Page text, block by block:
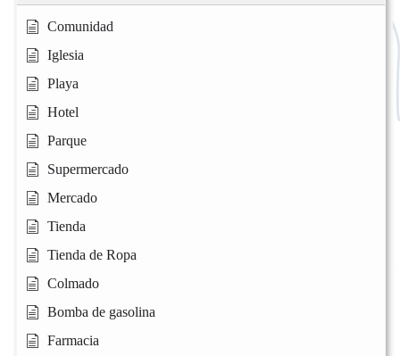
Comunidad
Iglesia
Playa
Hotel
Parque
Supermercado
Mercado
Tienda
Tienda de Ropa
Colmado
Bomba de gasolina
Farmacia